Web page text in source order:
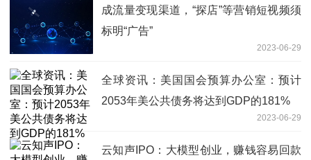
成流量变现渠道，“探店”等营销短视频须
标明“广告”
2023-06-29
全球资讯：美国国会预算办公室：预计
2053年美公共债务将达到GDP的181%
2023-06-29
云知声IPO：大模型创业，赚钱容易回款